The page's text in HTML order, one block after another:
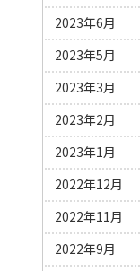
2023年6月
2023年5月
2023年3月
2023年2月
2023年1月
2022年12月
2022年11月
2022年9月